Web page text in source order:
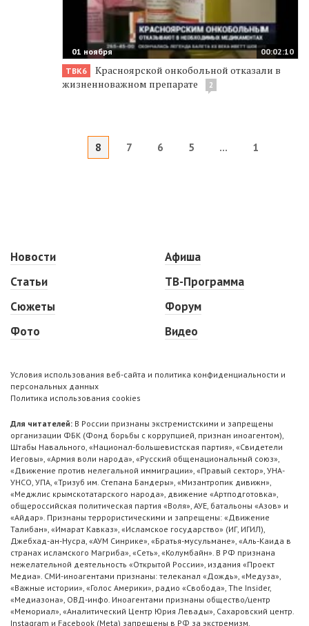
00:02:10
01 ноября
ТВК6
Красноярской онкобольной отказали в
жизненноважном препарате
2
8 7 6 5 ... 1
Новости
Статьи
Сюжеты
Фото
Афиша
ТВ-Программа
Форум
Видео
Условия использования веб-сайта и политика конфиденциальности и
персональных данных
Политика использования cookies
Для читателей: В России признаны экстремистскими и запрещены
организации ФБК (Фонд борьбы с коррупцией, признан иноагентом),
Штабы Навального, «Национал-большевистская партия», «Свидетели
Иеговы», «Армия воли народа», «Русский общенациональный союз»,
«Движение против нелегальной иммиграции», «Правый сектор», УНА-
УНСО, УПА, «Тризуб им. Степана Бандеры», «Мизантропик дивижн»,
«Меджлис крымскотатарского народа», движение «Артподготовка»,
общероссийская политическая партия «Воля», АУЕ, батальоны «Азов» и
«Айдар». Признаны террористическими и запрещены: «Движение
Талибан», «Имарат Кавказ», «Исламское государство» (ИГ, ИГИЛ),
Джебхад-ан-Нусра, «АУМ Синрике», «Братья-мусульмане», «Аль-Каида в
странах исламского Магриба», «Сеть», «Колумбайн». В РФ признана
нежелательной деятельность «Открытой России», издания «Проект
Медиа». СМИ-иноагентами признаны: телеканал «Дождь», «Медуза»,
«Важные истории», «Голос Америки», радио «Свобода», The Insider,
«Медиазона», ОВД-инфо. Иноагентами признаны общество/центр
«Мемориал», «Аналитический Центр Юрия Левады», Сахаровский центр.
Instagram и Facebook (Metа) запрещены в РФ за экстремизм.